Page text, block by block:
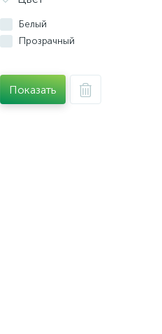
Белый
Прозрачный
Показать